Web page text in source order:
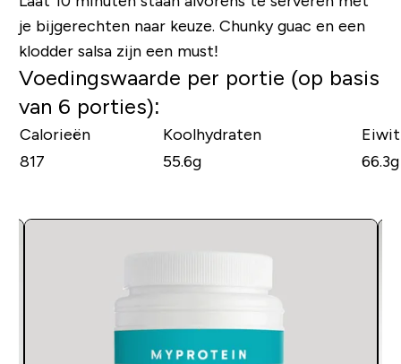
je bijgerechten naar keuze. Chunky guac en een
klodder salsa zijn een must!
Voedingswaarde per portie (op basis
van 6 porties):
Calorieën Koolhydraten
817
55.6g 66.3g